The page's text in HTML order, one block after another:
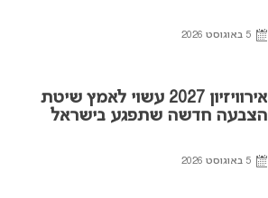
5 באוגוסט 2026
אירוויזיון 2027 עשוי לאמץ שיטת
הצבעה חדשה שתפגע בישראל
5 באוגוסט 2026